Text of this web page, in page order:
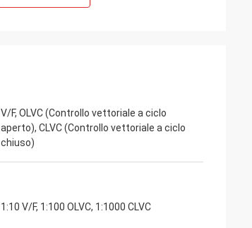
ma era anche più conveniente del nostro
fornitore precedente. La sua stabilità ha
eliminato i nostri frequenti problemi di
V/F, OLVC (Controllo vettoriale a ciclo
aperto), CLVC (Controllo vettoriale a ciclo
chiuso)
1:10 V/F, 1:100 OLVC, 1:1000 CLVC